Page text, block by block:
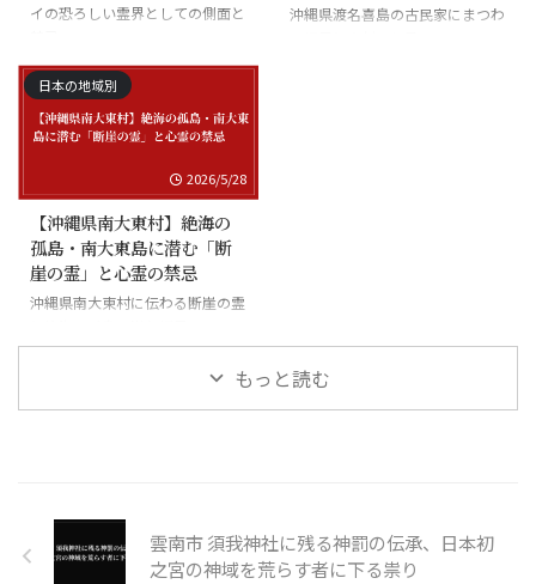
イの恐ろしい霊界としての側面と
沖縄県渡名喜島の古民家にまつわ
日本の地域別
2026/5/28
【沖縄県南大東村】絶海の
孤島・南大東島に潜む「断
崖の霊」と心霊の禁忌
沖縄県南大東村に伝わる断崖の霊
もっと読む
雲南市 須我神社に残る神罰の伝承、日本初
之宮の神域を荒らす者に下る祟り